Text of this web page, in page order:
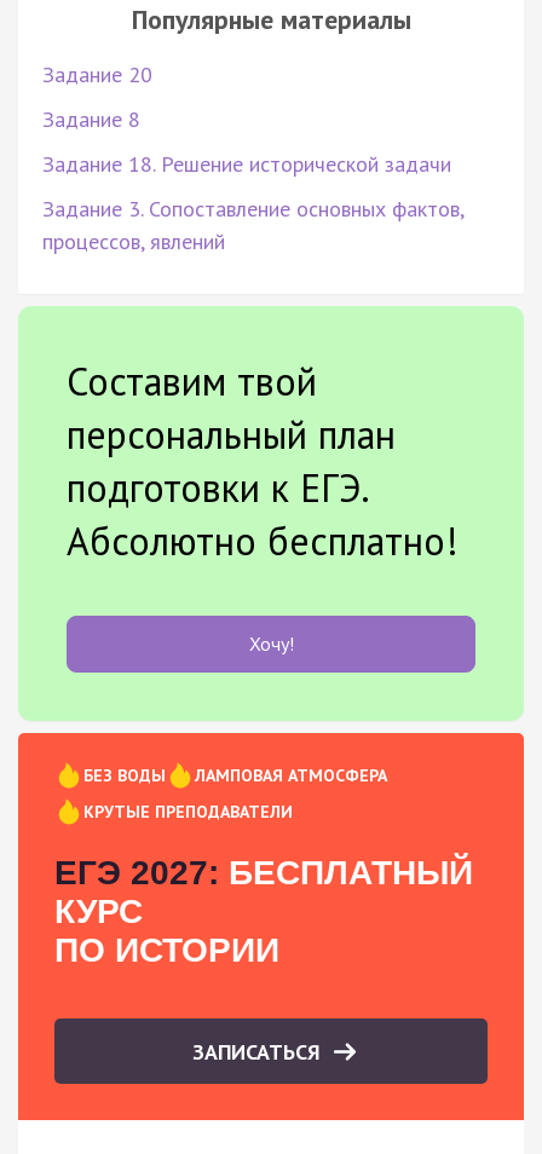
Популярные материалы
Задание 20
Задание 8
Задание 18. Решение исторической задачи
Задание 3. Сопоставление основных фактов,
процессов, явлений
Составим твой
персональный план
подготовки к ЕГЭ.
Абсолютно бесплатно!
Хочу!
БЕЗ ВОДЫ
ЛАМПОВАЯ АТМОСФЕРА
КРУТЫЕ ПРЕПОДАВАТЕЛИ
ЕГЭ 2027: БЕСПЛАТНЫЙ
КУРС
ПО ИСТОРИИ
ЗАПИСАТЬСЯ